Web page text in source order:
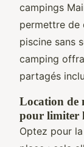
campings
permettre de
piscine sans
camping
partagés
Location de
pour limiter
Optez pour